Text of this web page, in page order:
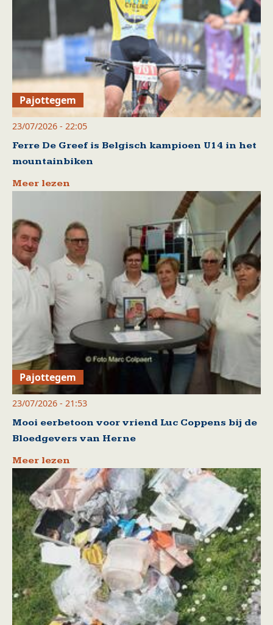
Pajottegem
23/07/2026 - 22:05
Ferre De Greef is Belgisch kampioen U14 in het
mountainbiken
Meer lezen
Pajottegem
23/07/2026 - 21:53
Mooi eerbetoon voor vriend Luc Coppens bij de
Bloedgevers van Herne
Meer lezen